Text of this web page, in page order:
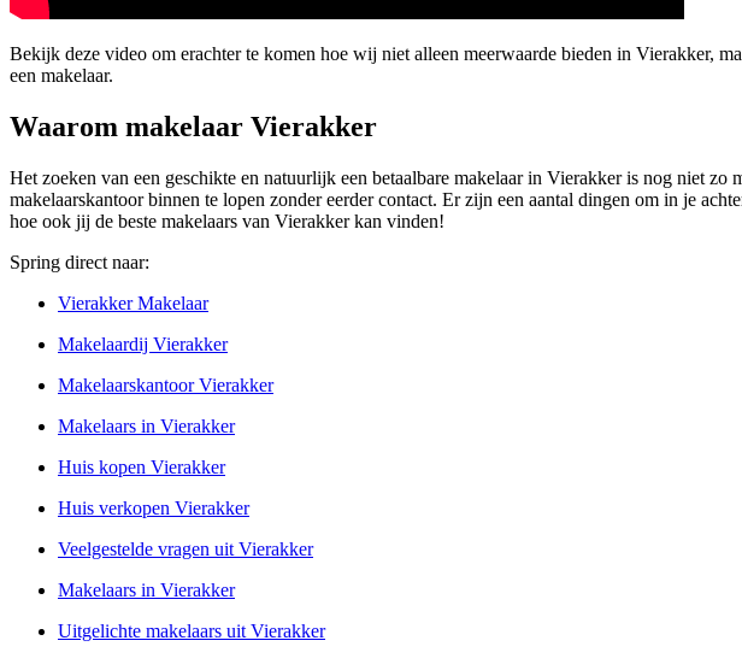
Bekijk deze video om erachter te komen hoe wij niet alleen meerwaarde bieden in Vierakker,
een makelaar.
Waarom makelaar Vierakker
Het zoeken van een geschikte en natuurlijk een betaalbare makelaar in Vierakker is nog niet
makelaarskantoor binnen te lopen zonder eerder contact. Er zijn een aantal dingen om in je
hoe ook jij de beste makelaars van Vierakker kan vinden!
Spring direct naar:
Vierakker Makelaar
Makelaardij Vierakker
Makelaarskantoor Vierakker
Makelaars in Vierakker
Huis kopen Vierakker
Huis verkopen Vierakker
Veelgestelde vragen uit Vierakker
Makelaars in Vierakker
Uitgelichte makelaars uit Vierakker